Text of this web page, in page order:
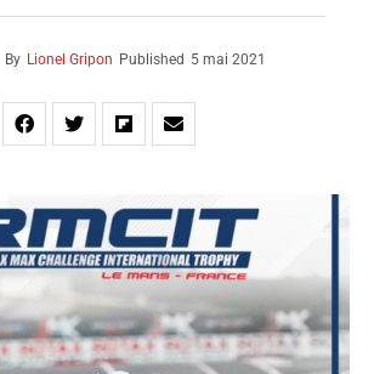
By Lionel Gripon Published 5 mai 2021